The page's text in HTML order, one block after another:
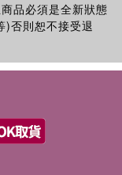
品必須是全新狀態
)否則恕不接受退